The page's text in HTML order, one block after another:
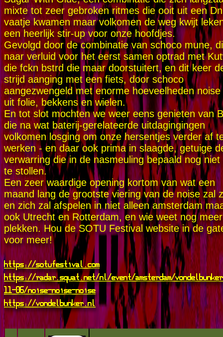
mixte tot zeer gebroken ritmes die ooit uit een
vaatje kwamen maar volkomen de weg kwijt
een heerlijk stir-up voor onze hoofdjes.
Gevolgd door de combinatie van schoco mune,
naar verluid voor het eerst samen optrad met
die fckn bstrd die maar doorstuitert, en dit keer
strijd aanging met een fiets, door schoco
aangezwengeld met enorme hoeveelheden noise
uit folie, bekkens en wielen.
En tot slot mochten we weer eens genieten van
die na wat baterij-gerelateerde uitdagingingen
volkomen losging om onze hersentjes verder af
werken - en daar ook prima in slaagde, getuige
verwarring die in de nasmeuling bepaald nog niet
te stollen.
Een zeer waardige opening kortom van wat een
maand lang de grootste viering van de noise zal
en zich zal afspelen in niet alleen amsterdam
ook Utrecht en Rotterdam, en wie weet nog meer
plekken. Hou de SOTU Festival website in de
voor meer!
https://sotufestival.com
https://radar.squat.net/nl/event/amsterdam/
11-06/noise-noise-noise
https://vondelbunker.nl